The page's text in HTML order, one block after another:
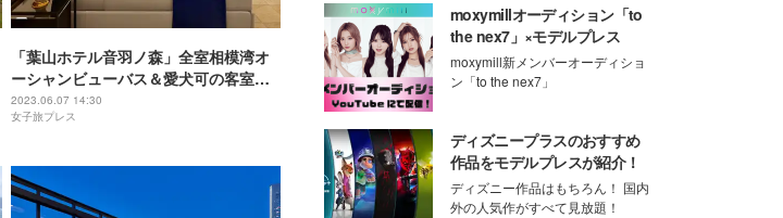
「葉山ホテル音羽ノ森」全室相模湾オ
ーシャンビューバス＆愛犬可の客室新
設しリニューアル
2023.06.07 14:30
女子旅プレス
moxymillオーディション「to
the nex7」×モデルプレス
moxymill新メンバーオーディショ
ン「to the nex7」
ディズニープラスのおすすめ
作品をモデルプレスが紹介！
ディズニー作品はもちろん！ 国内
外の人気作がすべて見放題！